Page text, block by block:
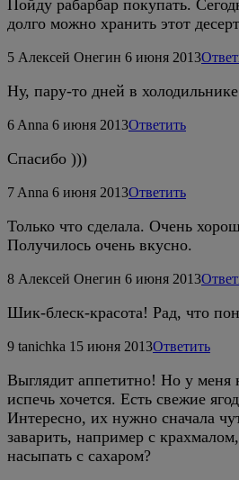
Пойду рабарбар покупать.
долго можно хранить этот
5 Алексей Онегин 6 июня 2013
Ну, пару-то дней в
6 Anna 6 июня 2013Ответить
Спасибо )))
7 Anna 6 июня 2013Ответить
Только что сделала. Очень
Получилось очень вкусно.
8 Алексей Онегин 6 июня 2013
Шик-блеск-красота! Рад, что
9 tanichka 15 июня 2013Ответить
Выглядит аппетитно! Но у меня
испечь хочется. Есть свежие
Интересно, их нужно сначала
заварить, например с
насыпать с сахаром?